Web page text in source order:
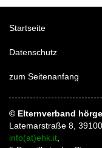
Startseite
Datenschutz
zum Seitenanfang
© Elternverband
Latemarstraße 8,
info(at)ehk.it